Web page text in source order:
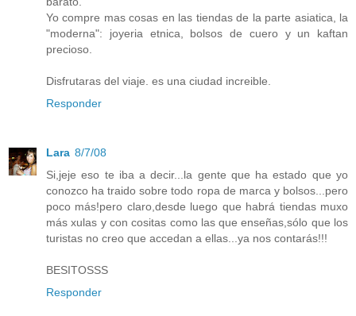
Yo compre mas cosas en las tiendas de la parte asiatica, la
"moderna": joyeria etnica, bolsos de cuero y un kaftan
precioso.
Disfrutaras del viaje. es una ciudad increible.
Responder
Lara 8/7/08
Si,jeje eso te iba a decir...la gente que ha estado que yo
conozco ha traido sobre todo ropa de marca y bolsos...pero
poco más!pero claro,desde luego que habrá tiendas muxo
más xulas y con cositas como las que enseñas,sólo que los
turistas no creo que accedan a ellas...ya nos contarás!!!
BESITOSSS
Responder